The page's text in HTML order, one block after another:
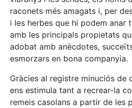
raconets més amagats i, per
i les herbes que hi podem anar
amb les principals propietats
adobat amb anècdotes,
esmorzars en bona companyia.
Gràcies al registre minuciós de
ens estimula tant a recrear-la
remeis casolans a partir de les